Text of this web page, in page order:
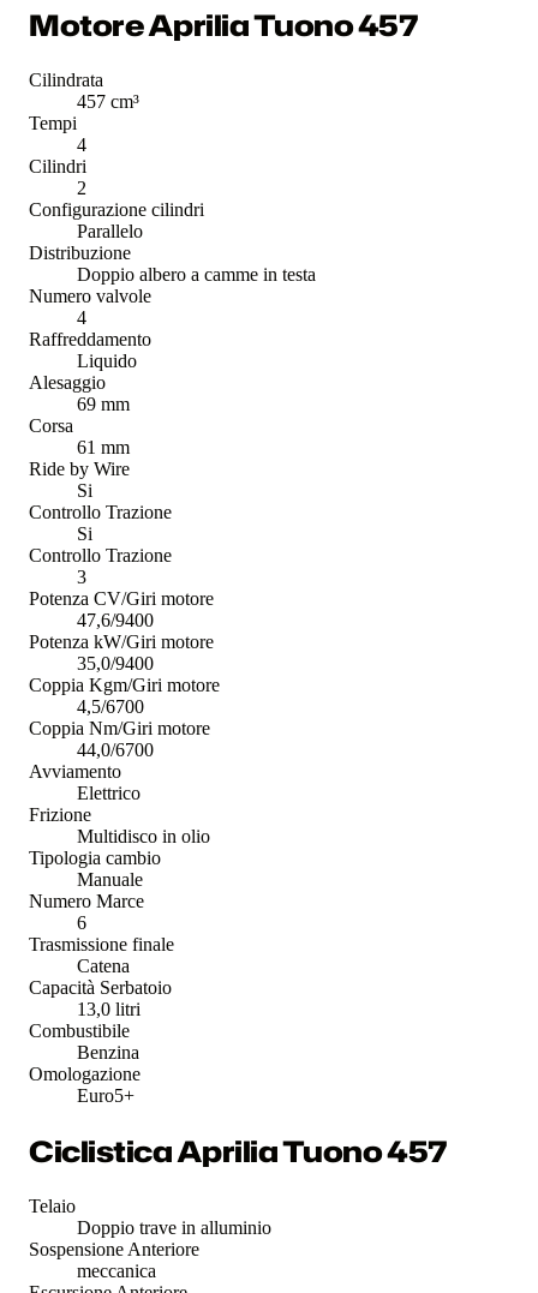
Motore Aprilia Tuono 457
Cilindrata
457 cm³
Tempi
4
Cilindri
2
Configurazione cilindri
Parallelo
Distribuzione
Doppio albero a camme in testa
Numero valvole
4
Raffreddamento
Liquido
Alesaggio
69 mm
Corsa
61 mm
Ride by Wire
Si
Controllo Trazione
Si
Controllo Trazione
3
Potenza CV/Giri motore
47,6/9400
Potenza kW/Giri motore
35,0/9400
Coppia Kgm/Giri motore
4,5/6700
Coppia Nm/Giri motore
44,0/6700
Avviamento
Elettrico
Frizione
Multidisco in olio
Tipologia cambio
Manuale
Numero Marce
6
Trasmissione finale
Catena
Capacità Serbatoio
13,0 litri
Combustibile
Benzina
Omologazione
Euro5+
Ciclistica Aprilia Tuono 457
Telaio
Doppio trave in alluminio
Sospensione Anteriore
meccanica